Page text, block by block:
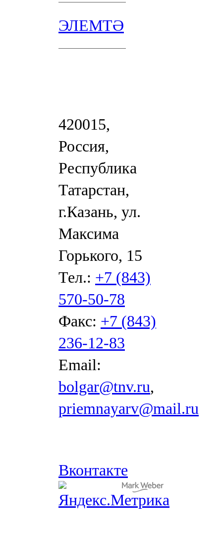
ЭЛЕМТӘ
420015,
Россия,
Республика
Татарстан,
г.Казань, ул.
Максима
Горького, 15
Тел.: +7 (843)
570-50-78
Факс: +7 (843)
236-12-83
Email:
bolgar@tnv.ru,
priemnayarv@mail.ru
Вконтакте